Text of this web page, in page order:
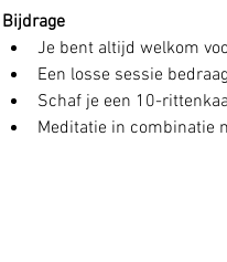
Bijdrage
Je bent altijd welkom
Een losse sessie
Schaf je een 10-
Meditatie in combinatie